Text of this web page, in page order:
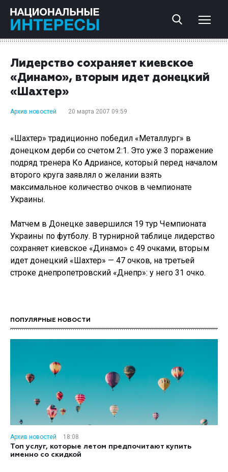
Лидерство сохраняет киевское
«Динамо», вторым идет донецкий
«Шахтер»
Архив новостей 20 марта 2007 09:59
«Шахтер» традиционно победил «Металлург» в
донецком дерби со счетом 2:1. Это уже 3 поражение
подряд тренера Ко Адриансе, который перед началом
второго круга заявлял о желании взять
максимальное количество очков в чемпионате
Украины.
Матчем в Донецке завершился 19 тур Чемпионата
Украины по футболу. В турнирной таблице лидерство
сохраняет киевское «Динамо» с 49 очками, вторым
идет донецкий «Шахтер» — 47 очков, на третьей
строке днепропетровский «Днепр»: у него 31 очко.
ПОПУЛЯРНЫЕ НОВОСТИ
Архив новостей
18:08
Топ услуг, которые летом предпочитают купить
именно со скидкой